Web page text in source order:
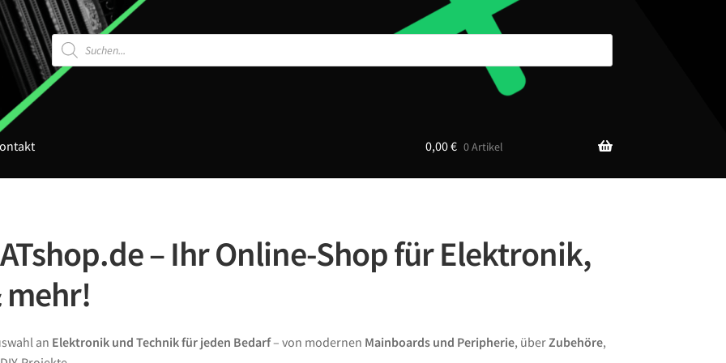
Products
search
0,00€ 0 Artikel
– Ihr Online-Shop für Elektronik,
mehr!
an Elektronik und Technik für jeden Bedarf– von modernen Mainboards und Peripherie, überZubehöre,